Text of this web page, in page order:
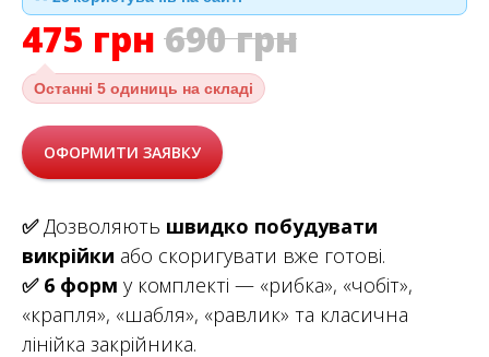
475 грн 690грн
Останні 5 одиниць на складі
ОФОРМИТИ ЗАЯВКУ
✅Дозволяють швидко побудувати
викрійки або скоригувати вже готові.
✅ 6 форм у комплекті — «рибка», «чобіт»,
«крапля», «шабля», «равлик» та класична
лінійка закрійника.